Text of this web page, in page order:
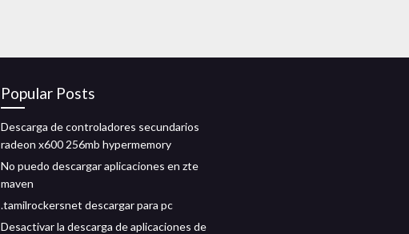
Popular Posts
Descarga de controladores secundarios
radeon x600 256mb hypermemory
No puedo descargar aplicaciones en zte
maven
.tamilrockersnet descargar para pc
Desactivar la descarga de aplicaciones de